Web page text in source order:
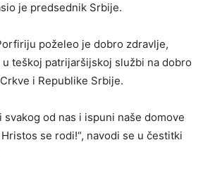
je predsednik Srbije.
poželeo je dobro zdravlje,
teškoj patrijaršijskoj službi na dobro
i Republike Srbije.
svakog od nas i ispuni naše domove
se rodi!“, navodi se u čestitki